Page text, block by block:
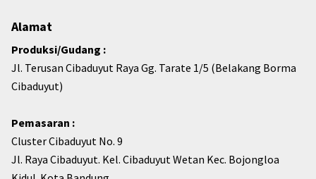
Alamat
Produksi/Gudang :
Jl. Terusan Cibaduyut Raya Gg. Tarate 1/5 (Belakang Borma
Cibaduyut)
Pemasaran :
Cluster Cibaduyut No. 9
Jl. Raya Cibaduyut. Kel. Cibaduyut Wetan Kec. Bojongloa